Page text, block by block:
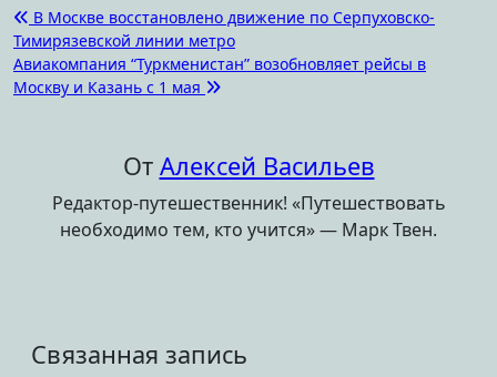
Навигация
по
записям
В Москве восстановлено движение по Серпуховско-
Тимирязевской линии метро
Авиакомпания “Туркменистан” возобновляет рейсы в
Москву и Казань с 1 мая
От Алексей Васильев
Редактор-путешественник! «Путешествовать
необходимо тем, кто учится» — Марк Твен.
Связанная запись